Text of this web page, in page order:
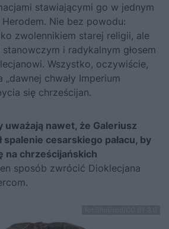
stawiającymi go w jednym
Nie bez powodu:
zwolennikiem starej religii, ale
i radykalnym głosem
Wszystko, oczywiście,
chwały Imperium
się chrześcijan.
nawet, że Galeriusz
spalenie cesarskiego pałacu, by
na chrześcijańskich
sposób zwrócić Dioklecjana